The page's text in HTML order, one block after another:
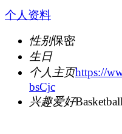
个人资料
性别保密
生日
个人主页https://
bsCjc
兴趣爱好Basketball